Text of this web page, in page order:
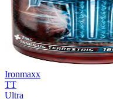
Ironmaxx
TT
Ultra